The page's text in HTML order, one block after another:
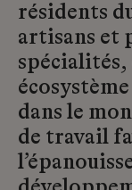
résidents
artisans et
dans le
de travail